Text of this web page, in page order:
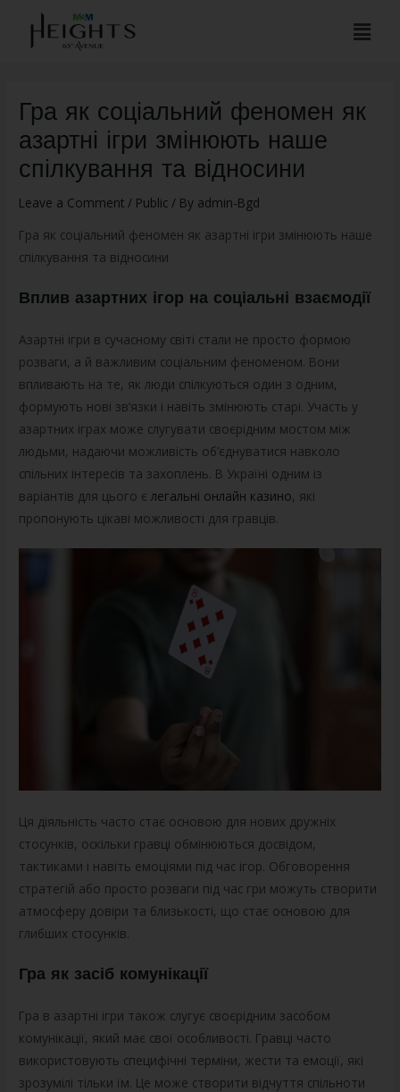
Гра як соціальний феномен як
азартні ігри змінюють наше
спілкування та відносини
Leave a Comment / Public / By admin-Bgd
Гра як соціальний феномен як азартні ігри змінюють наше
спілкування та відносини
Вплив азартних ігор на соціальні взаємодії
Азартні ігри в сучасному світі стали не просто формою
розваги, а й важливим соціальним феноменом. Вони
впливають на те, як люди спілкуються один з одним,
формують нові зв’язки і навіть змінюють старі. Участь у
азартних іграх може слугувати своєрідним мостом між
людьми, надаючи можливість об’єднуватися навколо
спільних інтересів та захоплень. В Україні одним із
варіантів для цього є легальні онлайн казино, які
пропонують цікаві можливості для гравців.
Ця діяльність часто стає основою для нових дружніх
стосунків, оскільки гравці обмінюються досвідом,
тактиками і навіть емоціями під час ігор. Обговорення
стратегій або просто розваги під час гри можуть створити
атмосферу довіри та близькості, що стає основою для
глибших стосунків.
Гра як засіб комунікації
Гра в азартні ігри також слугує своєрідним засобом
комунікації, який має свої особливості. Гравці часто
використовують специфічні терміни, жести та емоції, які
зрозумілі тільки їм. Це може створити відчуття спільноти